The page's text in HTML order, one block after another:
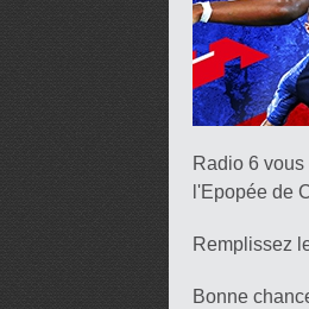
Radio 6
l'Epopée de
Remplissez
Bonne